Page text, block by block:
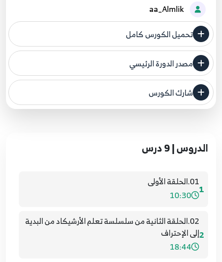
تحميل الكورس كامل
مصدر الدورة الرئيسي
فنحن لا ندعي ملكية أي دورة ولهذا نضع المصدر الأصلي لكم
شارك الكورس
الدروس | 9 درس
1
01.الحلقة الأولى
10:30
2
02.الحلقة الثانية من سلسلسة تعلم الأرشيكاد من البدية
إلى الإحتراف
18:44